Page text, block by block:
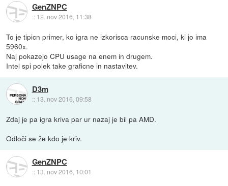
GenZNPC
:: 12. nov 2016, 11:38
To je tipicn primer, ko igra ne izkorisca racunske moci, ki jo ima
5960x.
Naj pokazejo CPU usage na enem in drugem.
Intel spi polek take graficne in nastavitev.
D3m
:: 13. nov 2016, 09:58
Zdaj je pa igra kriva par ur nazaj je bil pa AMD.
Odloči se že kdo je kriv.
GenZNPC
:: 13. nov 2016, 10:01